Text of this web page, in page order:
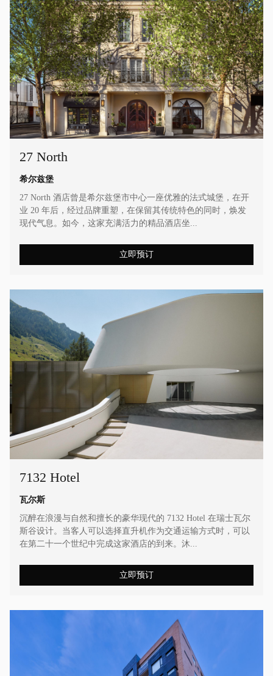
27 North
希尔兹堡
27 North 酒店曾是希尔兹堡市中心一座优雅的法式城堡，在开
业 20 年后，经过品牌重塑，在保留其传统特色的同时，焕发
现代气息。如今，这家充满活力的精品酒店坐...
立即预订
7132 Hotel
瓦尔斯
沉醉在浪漫与自然和擅长的豪华现代的 7132 Hotel 在瑞士瓦尔
斯谷设计。当客人可以选择直升机作为交通运输方式时，可以
在第二十一个世纪中完成这家酒店的到来。沐...
立即预订